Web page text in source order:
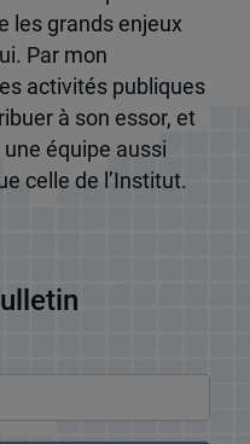
les grands enjeux
Par mon
activités publiques
à son essor, et
une équipe aussi
celle de l’Institut.